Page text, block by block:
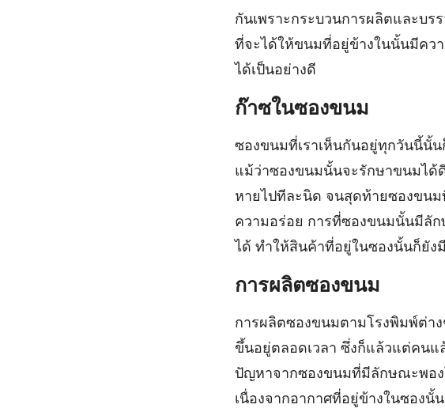
กันเพราะกระบวนการผลิตและบร
ที่จะได้ให้ขนมที่อยู่ข้างในนั้นมีคว
ได้เป็นอย่างดี
ก๊าซในซองขนม
ซองขนมที่เราเห็นกันอยู่ทุกวันนี้นั้
แม้ว่าซองขนมนั้นจะรักษาขนมได้
หายไปทีละนิด จนสุดท้ายซองขนม
ความอร่อย การที่ซองขนมนั้นมีลั
ได้ ทำให้สินค้าที่อยู่ในซองนั้นก็ยั
การผลิตซองขนม
การผลิตซองขนมตามโรงพิมพ์ต่า
ขึ้นอยู่ตลอดเวลา ซึ่งก็แล้วแต่คนแ
ปัญหาจากซองขนมที่มีลักษณะพอง
เนื่องจากอากาศที่อยู่ข้างในซอง